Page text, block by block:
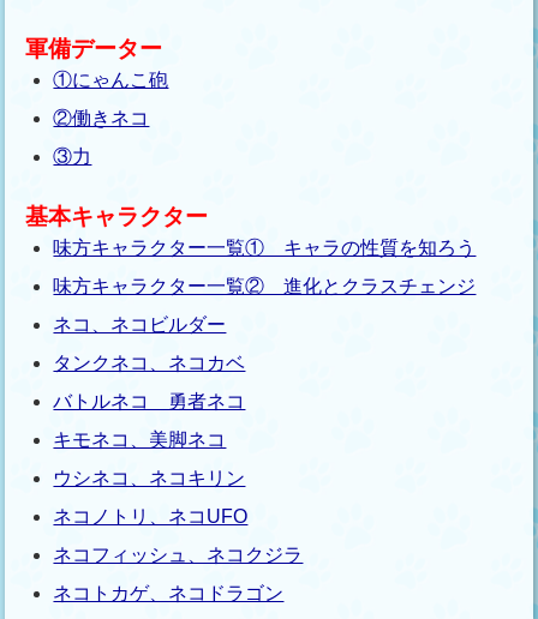
軍備データー
①にゃんこ砲
②働きネコ
③力
基本キャラクター
味方キャラクター一覧① キャラの性質を知ろう
味方キャラクター一覧② 進化とクラスチェンジ
ネコ、ネコビルダー
タンクネコ、ネコカベ
バトルネコ 勇者ネコ
キモネコ、美脚ネコ
ウシネコ、ネコキリン
ネコノトリ、ネコUFO
ネコフィッシュ、ネコクジラ
ネコトカゲ、ネコドラゴン